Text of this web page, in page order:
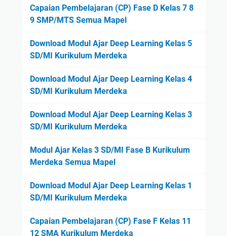
Capaian Pembelajaran (CP) Fase D Kelas 7 8
9 SMP/MTS Semua Mapel
Download Modul Ajar Deep Learning Kelas 5
SD/MI Kurikulum Merdeka
Download Modul Ajar Deep Learning Kelas 4
SD/MI Kurikulum Merdeka
Download Modul Ajar Deep Learning Kelas 3
SD/MI Kurikulum Merdeka
Modul Ajar Kelas 3 SD/MI Fase B Kurikulum
Merdeka Semua Mapel
Download Modul Ajar Deep Learning Kelas 1
SD/MI Kurikulum Merdeka
Capaian Pembelajaran (CP) Fase F Kelas 11
12 SMA Kurikulum Merdeka